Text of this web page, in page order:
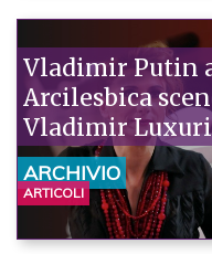
Vladimir Putin
Arcilesbica
Vladimir
ARCHIVIO
ARTICOLI